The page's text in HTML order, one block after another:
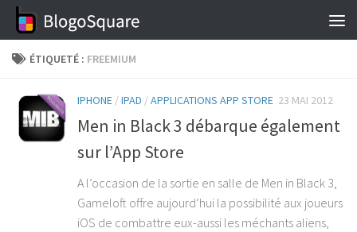
Skip to content
ÉTIQUETÉ : FREEMIUM
IPHONE /IPAD /APPLICATIONS APP STORE 23 MAI 2012
Men in Black 3 débarque également
sur l’App Store
A l’occasion de la sortie en salle de Men in Black 3,
Gameloft offre aujourd’hui la possibilité aux joueurs
iOS de combattre eux-aussi les méchants aliens,